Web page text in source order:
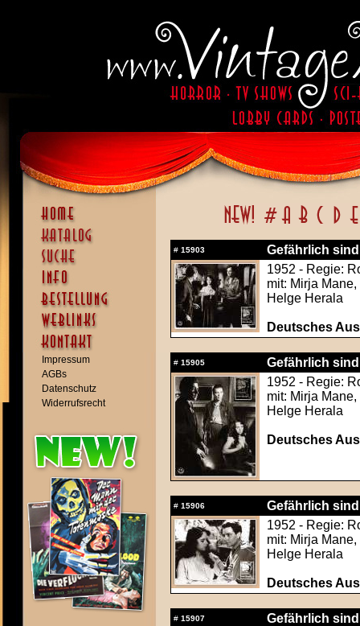
Impressum
AGBs
Datenschutz
Widerrufsrecht
# 15903
Gefährlich
1952 - Regie:
mit: Mirja
Helge Herala
Deutsches
# 15905
Gefährlich
1952 - Regie:
mit: Mirja
Helge Herala
Deutsches
# 15906
Gefährlich
1952 - Regie:
mit: Mirja
Helge Herala
Deutsches
# 15907
Gefährlich